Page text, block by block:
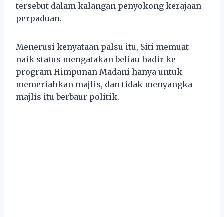
tersebut dalam kalangan penyokong kerajaan
perpaduan.
Menerusi kenyataan palsu itu, Siti memuat
naik status mengatakan beliau hadir ke
program Himpunan Madani hanya untuk
memeriahkan majlis, dan tidak menyangka
majlis itu berbaur politik.